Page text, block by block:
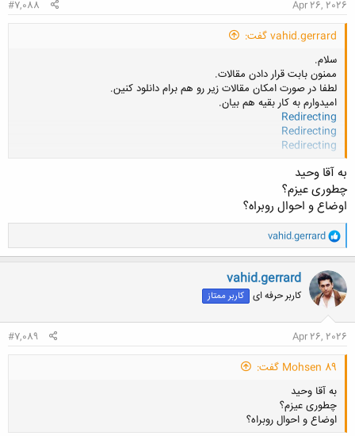
Apr 26, 2026
#7,088
vahid.gerrard گفت:
سلام.
ممنون بابت قرار دادن مقالات.
لطفا در صورت امکان مقالات زیر رو هم برام دانلود کنین.
امیدوارم به کار بقیه هم بیان.
Redirecting
Redirecting
Redirecting
به آقا وحید
چطوری عیزم؟
اوضاع و احوال روبراه؟
و
ا
ک
ن
ش
ه
ا
vahid.gerrard
vahid.gerrard
کاربر حرفه ای کاربر ممتاز
Apr 26, 2026
#7,089
Mohsen 89 گفت:
به آقا وحید
چطوری عیزم؟
اوضاع و احوال روبراه؟